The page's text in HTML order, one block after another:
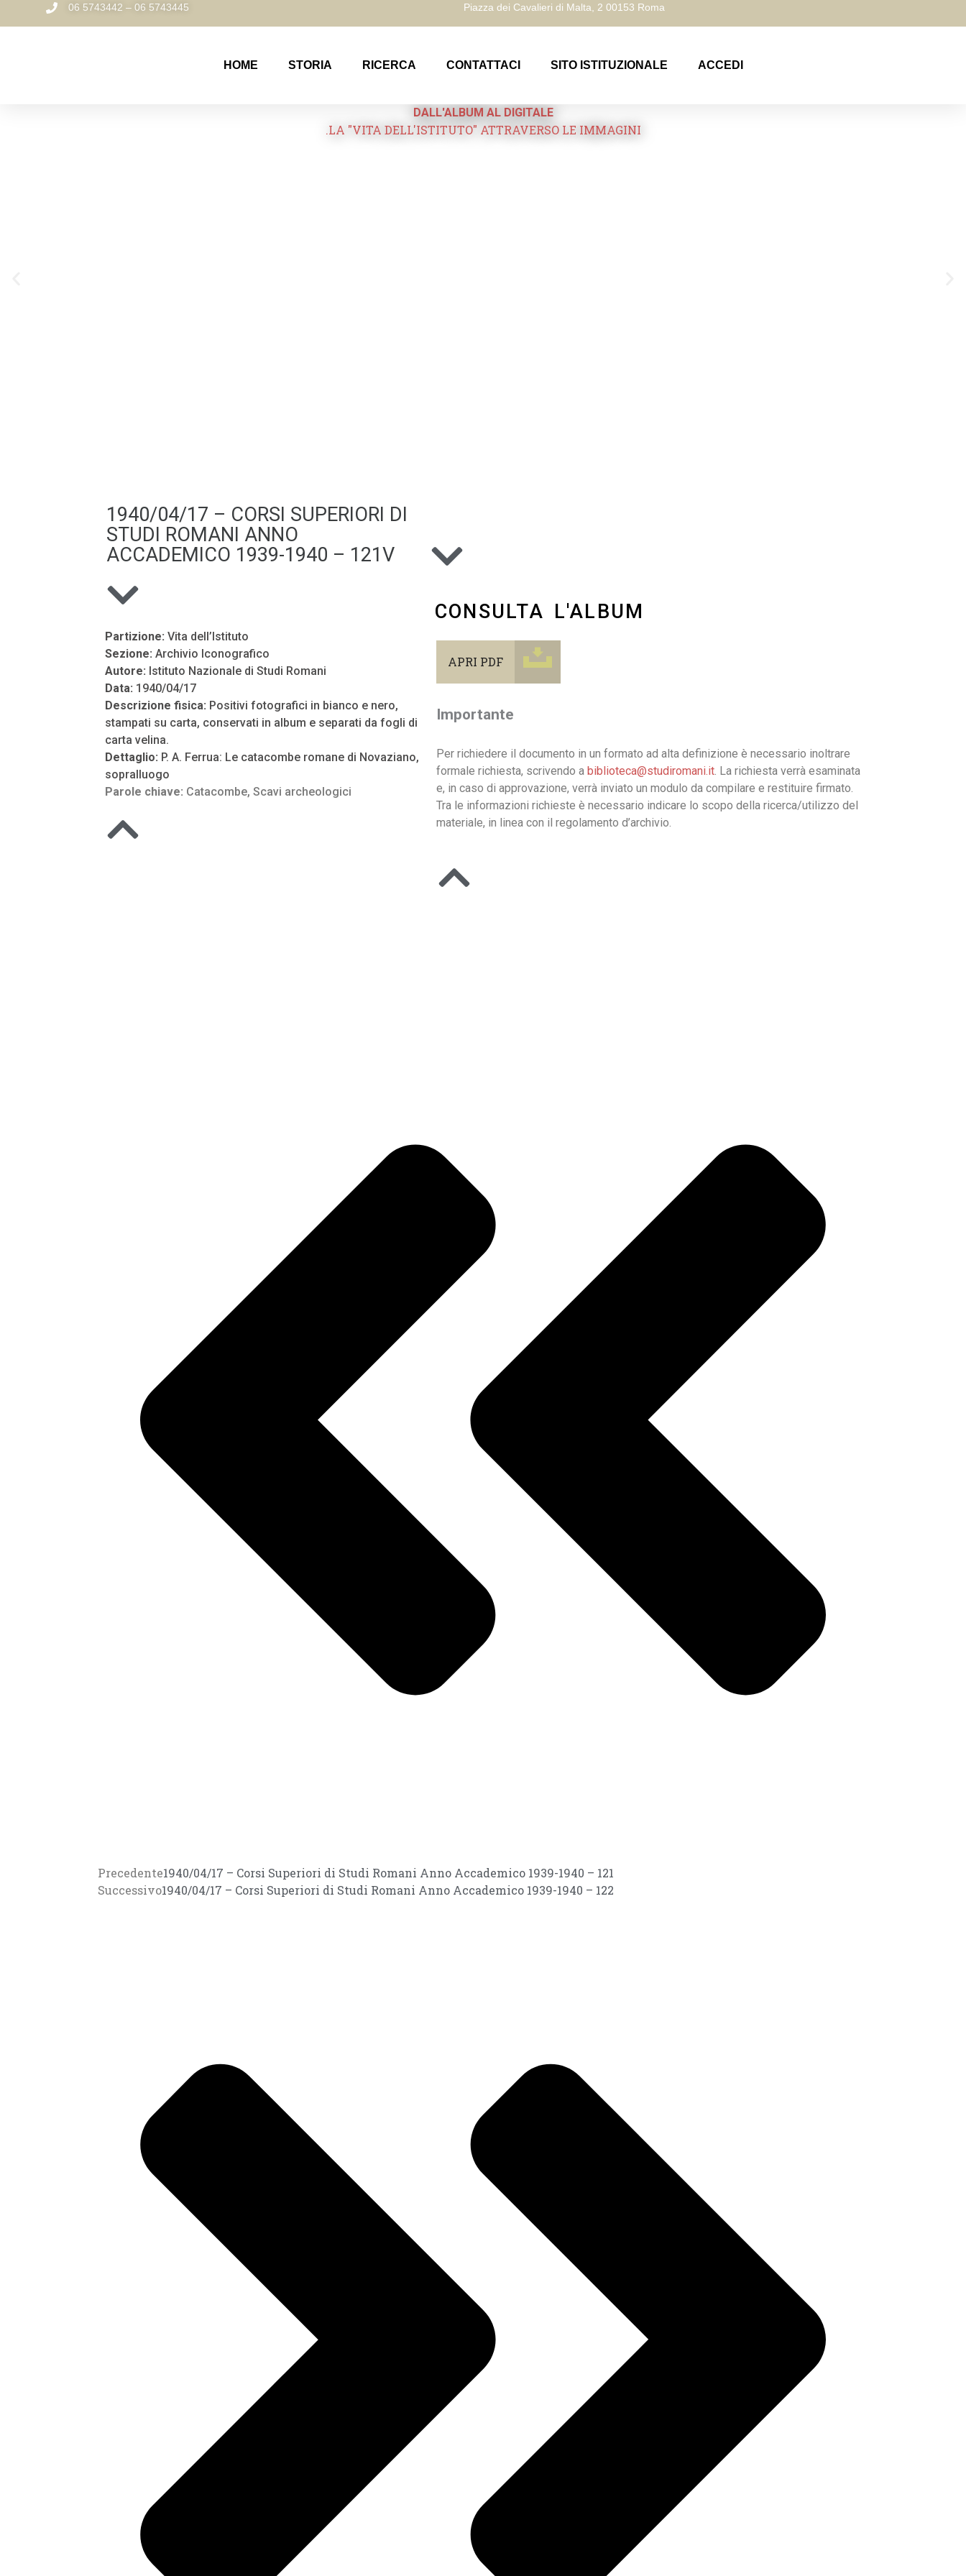
06 5743442 – 06 5743445 Piazza dei Cavalieri di Malta, 2 00153 Roma
HOME STORIA RICERCA CONTATTACI SITO ISTITUZIONALE ACCEDI
DALL'ALBUM AL DIGITALE
.LA "VITA DELL'ISTITUTO" ATTRAVERSO LE IMMAGINI
1940/04/17 – CORSI SUPERIORI DI
STUDI ROMANI ANNO
ACCADEMICO 1939-1940 – 121V
Partizione: Vita dell’Istituto
Sezione: Archivio Iconografico
Autore: Istituto Nazionale di Studi Romani
Data: 1940/04/17
Descrizione fisica: Positivi fotografici in bianco e nero,
stampati su carta, conservati in album e separati da fogli di
carta velina.
Dettaglio: P. A. Ferrua: Le catacombe romane di Novaziano,
sopralluogo
Parole chiave: Catacombe, Scavi archeologici
CONSULTA L'ALBUM
APRI PDF
Importante
Per richiedere il documento in un formato ad alta definizione è necessario inoltrare
formale richiesta, scrivendo a biblioteca@studiromani.it. La richiesta verrà esaminata
e, in caso di approvazione, verrà inviato un modulo da compilare e restituire firmato.
Tra le informazioni richieste è necessario indicare lo scopo della ricerca/utilizzo del
materiale, in linea con il regolamento d’archivio.
Precedente1940/04/17 – Corsi Superiori di Studi Romani Anno Accademico 1939-1940 – 121
Successivo1940/04/17 – Corsi Superiori di Studi Romani Anno Accademico 1939-1940 – 122